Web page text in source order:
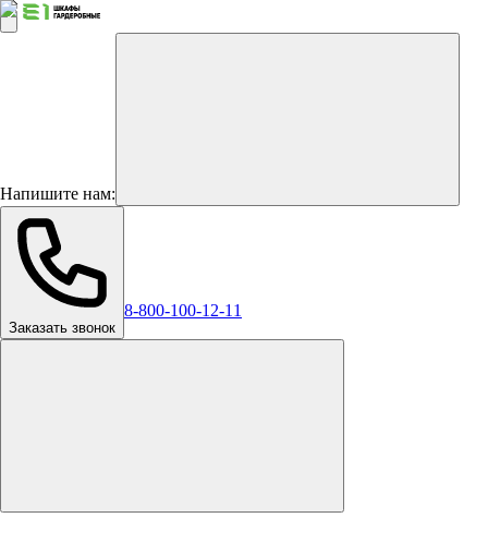
Напишите нам:
Заказать звонок
8-800-100-12-11